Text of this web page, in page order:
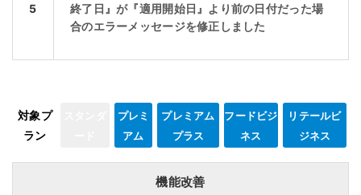
5
終了日』が『適用開始日』より前の日付だった場
合のエラーメッセージを修正しました
対象プ
ラン
プレミ
アム
プレミアム
プラス
フードビジ
ネス
リテールビ
ジネス
機能改善